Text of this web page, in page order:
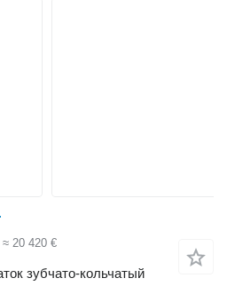
≈ 20 420 €
зубчато-кольчатый